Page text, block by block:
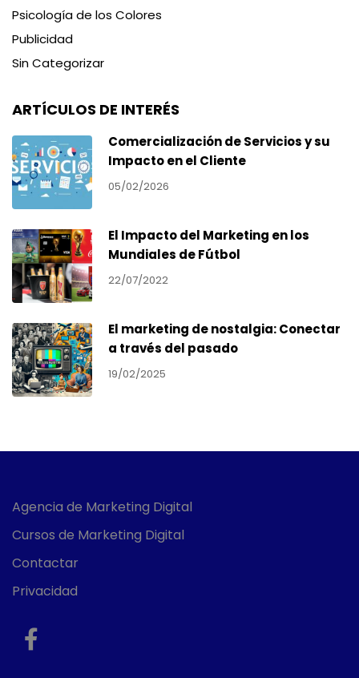
Psicología de los Colores
Publicidad
Sin Categorizar
ARTÍCULOS DE INTERÉS
Comercialización de Servicios y su
Impacto en el Cliente
05/02/2026
El Impacto del Marketing en los
Mundiales de Fútbol
22/07/2022
El marketing de nostalgia: Conectar
a través del pasado
19/02/2025
Agencia de Marketing Digital
Cursos de Marketing Digital
Contactar
Privacidad